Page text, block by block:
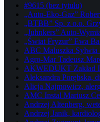
#9615 (bez tytułu)
„Auto-Eko-Gaz”
„BTBB” Sp. z o.o.
„Juhnkers” Auto-
„Świat Fryzur” Ewa
ABC Maluszka Sylwia
Agro-Mar Tadeusz
AKWEDUKT Zakład
Aleksandra Porębska,
Alicja Najmowicz,
AMC Instal Mariusz
Andrzej Altenberg,
Andrzej Janik,